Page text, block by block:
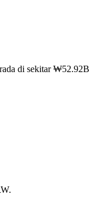
di sekitar ₩52.92B